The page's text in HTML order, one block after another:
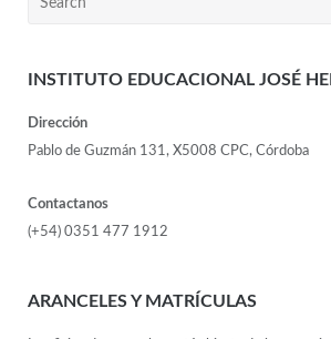
INSTITUTO EDUCACIONAL JOSÉ
Dirección
Pablo de Guzmán 131, X5008 CPC, Córdoba
Contactanos
(+54) 0351 477 1912
ARANCELES Y MATRÍCULAS